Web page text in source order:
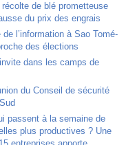
de blé prometteuse
du prix des engrais
de l’information à Sao Tomé-
des élections
dans les camps de
du Conseil de sécurité
passent à la semaine de
plus productives ? Une